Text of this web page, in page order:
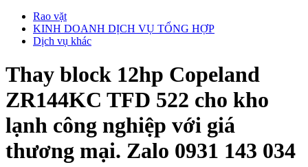
Rao vặt
KINH DOANH DỊCH VỤ TỔNG HỢP
Dịch vụ khác
Thay block 12hp Copeland
ZR144KC TFD 522 cho kho
lạnh công nghiệp với giá
thương mại. Zalo 0931 143 034